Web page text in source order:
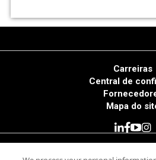
Carreiras
Central de
Mapa do